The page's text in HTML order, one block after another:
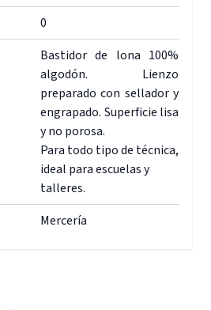
0
Bastidor de lona 100%
algodón. Lienzo
preparado con sellador y
engrapado. Superficie lisa
y no porosa.
Para todo tipo de técnica,
ideal para escuelas y
talleres.
Mercería